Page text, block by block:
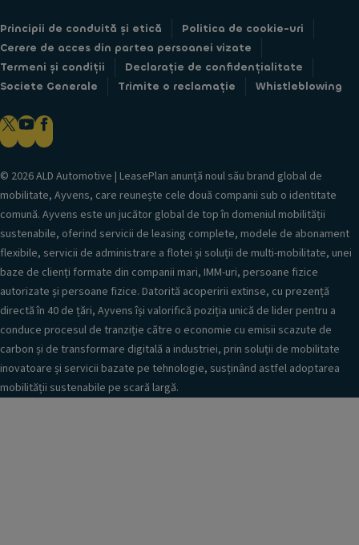
Principii de conduită și etică
Politica de cookie-uri
Cerere de acces din partea persoanei vizate
Termeni și condiții
Declarație de confidențialitate
Societe Generale
Trimite o reclamație Whistleblowing
© 2026 ALD Automotive | LeasePlan anunță noul său brand global de
mobilitate, Ayvens, care reunește cele două companii sub o identitate
comună. Ayvens este un jucător global de top în domeniul mobilității
sustenabile, oferind servicii de leasing complete, modele de abonament
flexibile, servicii de administrare a flotei și soluții de multi-mobilitate, unei
baze de clienți formate din companii mari, IMM-uri, persoane fizice
autorizate și persoane fizice. Datorită acoperirii extinse, cu prezență
directă în 40 de țări, Ayvens își valorifică poziția unică de lider pentru a
conduce procesul de tranziție către o economie cu emisii scazute de
carbon și de transformare digitală a industriei, prin soluții de mobilitate
inovatoare și servicii bazate pe tehnologie, susținând astfel adoptarea
mobilității sustenabile pe scară largă.